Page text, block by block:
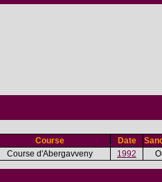
Course Date
Course d'Abergavveny 1992